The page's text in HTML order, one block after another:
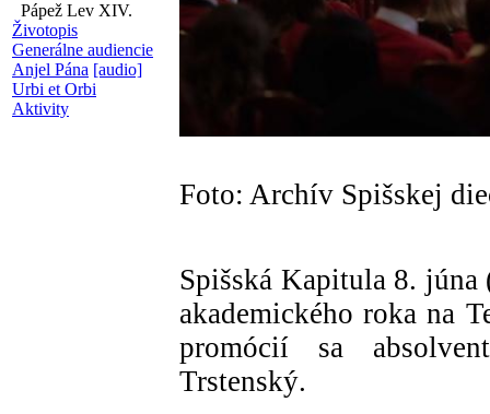
Pápež Lev XIV.
Životopis
Generálne audiencie
Anjel Pána [audio]
Urbi et Orbi
Aktivity
Foto: Archív Spišskej
Spišská Kapitula 8.
akademického roka na
promócií sa
Trstenský.